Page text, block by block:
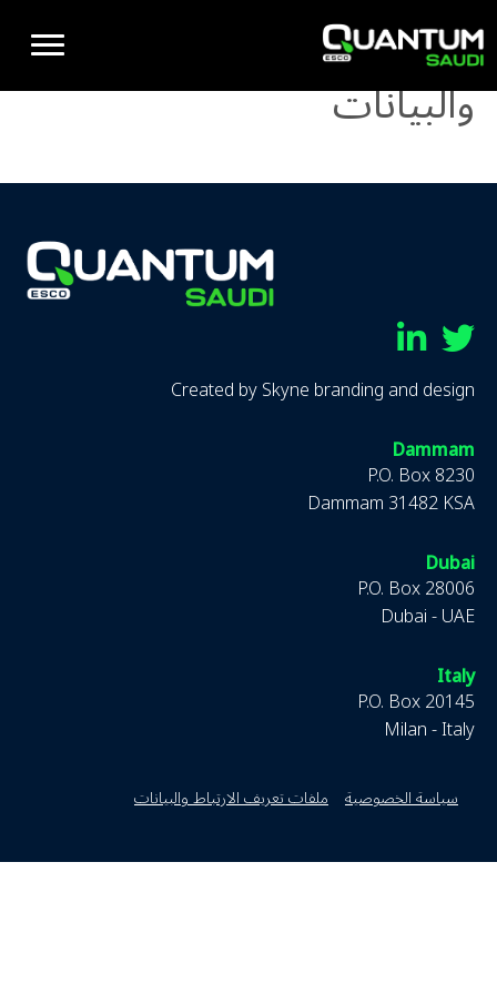
ملفات تعريف الارتباط
والبيانات
Twitter
Linkedin
Created bySkyne branding and design
Dammam
P.O. Box 8230
Dammam 31482 KSA
Dubai
P.O. Box 28006
Dubai - UAE
Italy
P.O. Box 20145
Milan - Italy
سياسة الخصوصية ملفات تعريف الارتباط والبيانات